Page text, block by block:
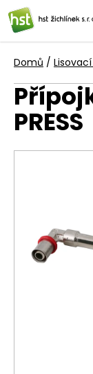
Přejít
na
obsah
Domů /
PRESS